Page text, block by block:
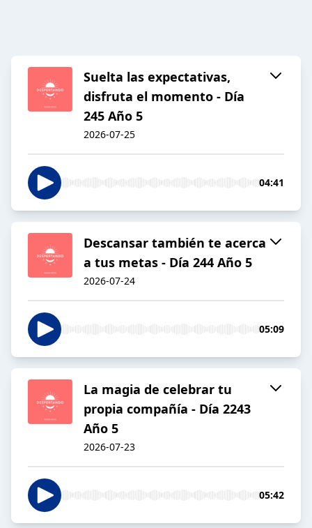
Suelta las expectativas,
disfruta el momento - Día
245 Año 5
2026-07-25
04:41
Descansar también te acerca
a tus metas - Día 244 Año 5
2026-07-24
05:09
La magia de celebrar tu
propia compañía - Día 2243
Año 5
2026-07-23
05:42